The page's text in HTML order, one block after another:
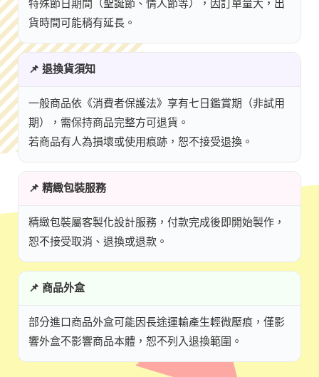
特殊節日期間（聖誕節、情人節等），因訂單量大，出
貨時間可能稍有延長。
📌 退換貨須知
一般商品依《消費者保護法》享有七日鑑賞期（非試用
期），需保持商品完整方可退貨。
若商品有人為損壞或使用痕跡，恕不接受退換。
📌 精緻包裝服務
精緻包裝屬客製化設計服務，付款完成後即開始製作，
恕不接受取消、退換或退款。
📌 商品外盒
部分進口商品外盒可能因長途運輸產生輕微壓痕，僅影
響外盒不影響商品本體，恕不列入退換範圍。